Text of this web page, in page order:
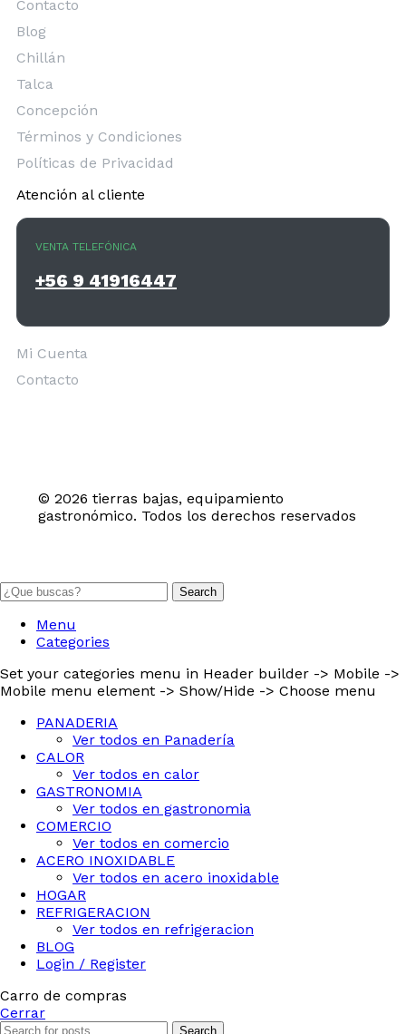
Contacto
Blog
Chillán
Talca
Concepción
Términos y Condiciones
Políticas de Privacidad
Atención al cliente
VENTA TELEFÓNICA
+56 9 41916447
Mi Cuenta
Contacto
© 2026 tierras bajas, equipamiento
gastronómico. Todos los derechos reservados
Search
Menu
Categories
Set your categories menu in Header builder -> Mobile ->
Mobile menu element -> Show/Hide -> Choose menu
PANADERIA
Ver todos en Panadería
CALOR
Ver todos en calor
GASTRONOMIA
Ver todos en gastronomia
COMERCIO
Ver todos en comercio
ACERO INOXIDABLE
Ver todos en acero inoxidable
HOGAR
REFRIGERACION
Ver todos en refrigeracion
BLOG
Login / Register
Carro de compras
Cerrar
Search
¿Cómo calificarías tu experiencia?
Seleccione
una
opción
de
1
5
,
No fue buena
Saltar